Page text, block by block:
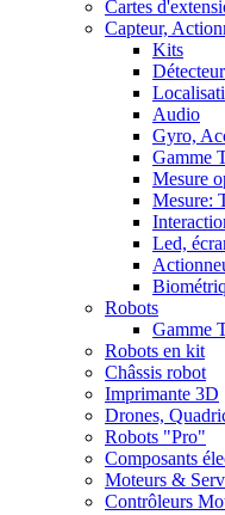
Cartes
Capteur,
Kits
Audio
Gyro,
Gamme
Mesure
Mesure:
Led,
Robots
Gamme
Robots en kit
Châssis robot
Imprimante 3D
Drones,
Robots "Pro"
Composants
Moteurs &
Contrôleurs